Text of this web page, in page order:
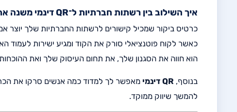
איך השילוב בין רשתות חברתיות ל־QR דינמי משנה את חוויית המשתמש
כרטיס ביקור שמכיל קישורים לרשתות החברתיות שלך יוצר
כאשר לקוח פוטנציאלי סורק את הקוד ומגיע ישירות לעמוד
הוא חווה את הסגנון שלך, את תחום העיסוק שלך ואת
בנוסף, QR דינמי
מאפשר לך למדוד כמה אנשים סרקו את
להמשך שיווק ממוקד.